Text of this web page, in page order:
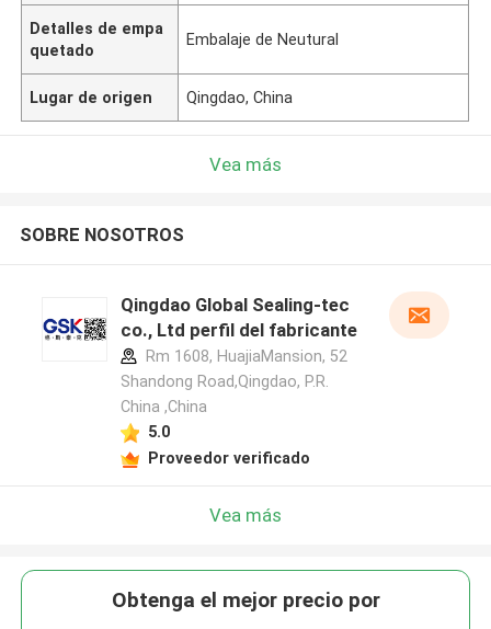
Detalles de empa
quetado
Embalaje de Neutural
Lugar de origen Qingdao, China
Vea más
SOBRE NOSOTROS
Qingdao Global Sealing-tec
co., Ltd perfil del fabricante
Rm 1608, HuajiaMansion, 52
Shandong Road,Qingdao, P.R.
China ,China
5.0
Proveedor verificado
Vea más
Obtenga el mejor precio por